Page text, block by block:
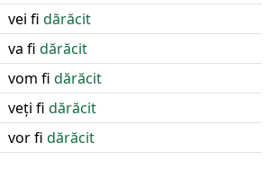
vei fi dărăcit
va fi dărăcit
vom fi dărăcit
veți fi dărăcit
vor fi dărăcit